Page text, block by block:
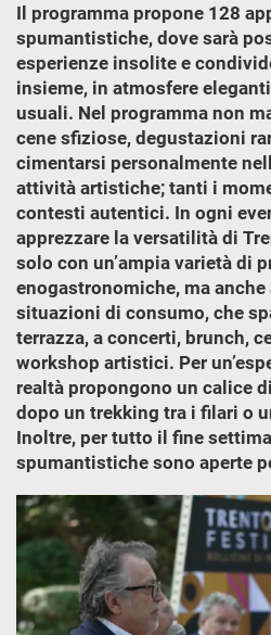
Il programma propone 128
spumantistiche, dove sarà
esperienze insolite e
insieme, in atmosfere
usuali. Nel programma non
cene sfiziose, degustazioni
cimentarsi personalmente
attività artistiche; tanti i
contesti autentici. In ogni
apprezzare la versatilità di
solo con un’ampia varietà di
enogastronomiche, ma
situazioni di consumo, che
terrazza, a concerti, brunch,
workshop artistici. Per
realtà propongono un calice
dopo un trekking tra i filari o
Inoltre, per tutto il fine
spumantistiche sono aperte